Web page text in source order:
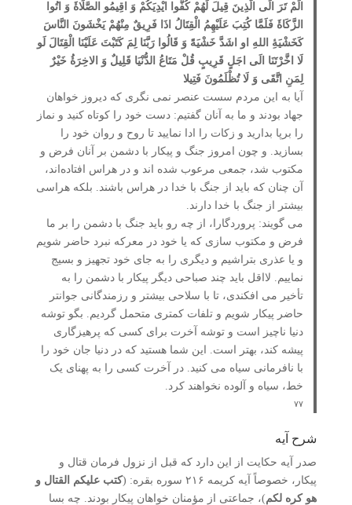
الَمْ تَرَ الَی الَّذِینَ قِیلَ لَهُمْ کُفُّوا ایْدِیَکُمْ وَ اقِیمُو الصَّلَاۀَ وَ اتُوا
الزَّکَاۀَ فَلَمَّا کُتِبَ عَلَیْهِمُ الْقِتَالُ اذَا فَرِیقٌ مِنْهُمْ یَخْشَونَ النَّاسَ
کَخَشْیَۀِ اللهِ او اشَدَّ خَشْیَۀً وَ قَالُوا رَبَّنَا لِمَ کَتَبْتَ عَلَیْنَا الْقِتَالَ لَو
لَا اخَّرْتَنَا الَی اجَلٍ قَرِیبٍ قُلْ مَتَاعُ الدُّنْیَا قَلِیلٌ وَ الاخِرَۀُ خَیْرٌ
لِمَنِ اتَّقَی وَ لَا تُظْلَمُونَ فَتِیلا
آیا به این مردم سست عنصر نمی­ نگری که دیروز خواهان
جهاد بودند و ما به آنان گفتیم: دست خود را کوتاه کنید و نماز
را برپا بدارید و زکات را ادا نمایید تا روح و روان خود را
بسازید. و چون امروز جنگ و پیکار با دشمن بر آنان فرض و
مکتوب شد، جمعی مرعوب شده ­اند و در هراس افتاده‌اند،
آن چنان که باید از جنگ با خدا در هراس باشند. بلکه هراسی
بیشتر از جنگ با خدا دارند.
می­ گویند: پروردگارا، از چه رو باید جنگ با دشمن را بر ما
فرض و مکتوب سازی که یا خود در معرکه نبرد حاضر شویم
و یا عذری بتراشیم و دیگری را به جای خود تجهیز و بسیج
نماییم. لااقل باید چند صباحی دیگر پیکار با دشمن را به
تأخیر می­ افکندی، تا با سلاحی بیشتر و رزمندگانی جوان­تر
حاضر پیکار شویم و تلفات کمتری متحمل گردیم. بگو توشه
دنیا ناچیز است و توشه آخرت برای کسی که پرهیزگاری
پیشه کند، بهتر است. این شما هستید که در دنیا جان خود را
با نافرمانی سیاه می­ کنید. در آخرت کسی را به پهنای یک
خط، سیاه و آلوده نخواهند کرد.
۷۷
شرح آیه
صدر آیه حکایت از این دارد که قبل از نزول فرمان قتال و
پیکار، خصوصاً آیه کریمه ۲۱۶ سوره بقره: (
کتب علیکم القتال و
هو کره لکم)، جماعتی از مؤمنان خواهان پیکار بودند. چه بسا